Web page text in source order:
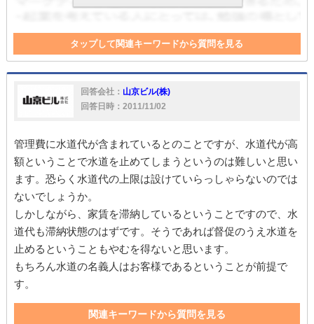
タップして関連キーワードから質問を見る
滞納 退去 保証会社 訴訟 水道 漏水
回答会社： 山京ビル(株)
回答日時：2011/11/02
管理費に水道代が含まれているとのことですが、水道代が高
額ということで水道を止めてしまうというのは難しいと思い
ます。恐らく水道代の上限は設けていらっしゃらないのでは
ないでしょうか。
しかしながら、家賃を滞納しているということですので、水
道代も滞納状態のはずです。そうであれば督促のうえ水道を
止めるということもやむを得ないと思います。
もちろん水道の名義人はお客様であるということが前提で
す。
関連キーワードから質問を見る